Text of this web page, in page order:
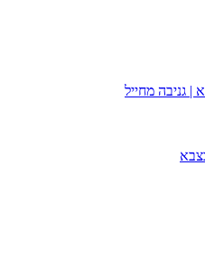
גניבה מחייל